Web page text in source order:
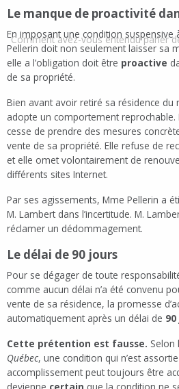
Le manque de proactivité
En imposant une condition suspensive
Pellerin doit non seulement laisser sa
elle a l’obligation doit être proactive
de sa propriété.
Bien avant avoir retiré sa résidence du
adopte un comportement
cesse de prendre des mesures
vente de sa propriété. Elle refuse de
et elle omet volontairement de
différents sites Internet.
Par ses agissements, Mme Pellerin a
M. Lambert dans l’incertitude. M.
réclamer un dédommagement.
Le délai de 90 jours
Pour se dégager de toute
comme aucun délai n’a été convenu
vente de sa résidence, la promesse
automatiquement après un délai de
Cette prétention est fausse. Selon
Québec, une condition qui n’est
accomplissement peut toujours être
Comment avez-vous entendu parler